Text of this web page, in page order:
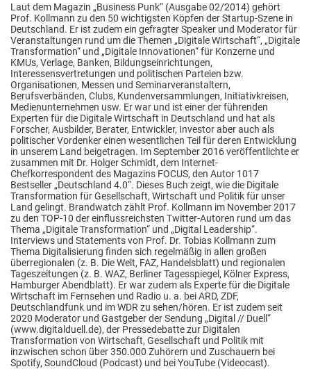
Laut dem Magazin „Business Punk“ (Ausgabe 02/2014) gehört
Prof. Kollmann zu den 50 wichtigsten Köpfen der Startup-Szene in
Deutschland. Er ist zudem ein gefragter Speaker und Moderator für
Veranstaltungen rund um die Themen „Digitale Wirtschaft“, „Digitale
Transformation“ und „Digitale Innovationen“ für Konzerne und
KMUs, Verlage, Banken, Bildungseinrichtungen,
Interessensvertretungen und politischen Parteien bzw.
Organisationen, Messen und Seminarveranstaltern,
Berufsverbänden, Clubs, Kundenversammlungen, Initiativkreisen,
Medienunternehmen usw. Er war und ist einer der führenden
Experten für die Digitale Wirtschaft in Deutschland und hat als
Forscher, Ausbilder, Berater, Entwickler, Investor aber auch als
politischer Vordenker einen wesentlichen Teil für deren Entwicklung
in unserem Land beigetragen. Im September 2016 veröffentlichte er
zusammen mit Dr. Holger Schmidt, dem Internet-
Chefkorrespondent des Magazins FOCUS, den Autor 1017
Bestseller „Deutschland 4.0“. Dieses Buch zeigt, wie die Digitale
Transformation für Gesellschaft, Wirtschaft und Politik für unser
Land gelingt. Brandwatch zählt Prof. Kollmann im November 2017
zu den TOP-10 der einflussreichsten Twitter-Autoren rund um das
Thema „Digitale Transformation“ und „Digital Leadership“.
Interviews und Statements von Prof. Dr. Tobias Kollmann zum
Thema Digitalisierung finden sich regelmäßig in allen großen
überregionalen (z. B. Die Welt, FAZ, Handelsblatt) und regionalen
Tageszeitungen (z. B. WAZ, Berliner Tagesspiegel, Kölner Express,
Hamburger Abendblatt). Er war zudem als Experte für die Digitale
Wirtschaft im Fernsehen und Radio u. a. bei ARD, ZDF,
Deutschlandfunk und im WDR zu sehen/hören. Er ist zudem seit
2020 Moderator und Gastgeber der Sendung „Digital // Duell“
(www.digitalduell.de), der Pressedebatte zur Digitalen
Transformation von Wirtschaft, Gesellschaft und Politik mit
inzwischen schon über 350.000 Zuhörern und Zuschauern bei
Spotify, SoundCloud (Podcast) und bei YouTube (Videocast).